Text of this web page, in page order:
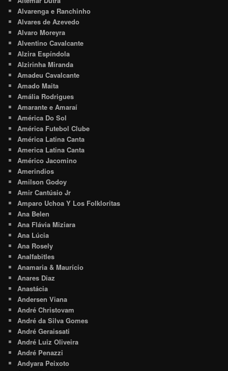
Alvarenga e Ranchinho
Alvares de Azevedo
Alvaro Moreyra
Alventino Cavalcante
Alzira Espíndola
Alzirinha Miranda
Amadeu Cavalcante
Amado Maita
Amália Rodrigues
Amarante e Amaraí
América Do Sol
América Futebol Clube
América Latina Canta
America Latina Canta
Américo Jacomino
Amerindios
Amilson Godoy
Amir Cantúsio Jr
Amparo Uchoa Y Los Folkloritas
Ana Belen
Ana Flávia Miziara
Ana Lúcia
Ana Rosely
Analfabitles
Anamaria & Maurício
Anares Diaz
Anastácia
Andersen Viana
André Christovam
André da Silva Gomes
André Geraissati
André Luiz Oliveira
André Penazzi
Andyara Peixoto